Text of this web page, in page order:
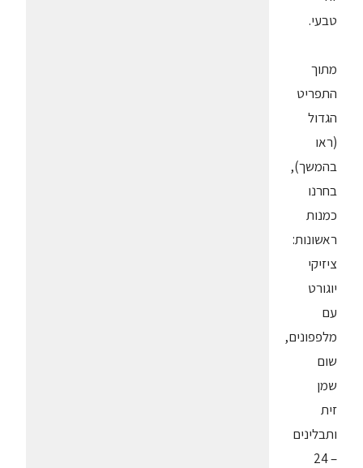
טבעי.
מתוך
התפריט
הגדול
(ראו
בהמשך),
בחרנו
כמנות
ראשונות:
ציזיקי
יוגורט
עם
מלפפונים,
שום
שמן
זית
ותבלינים
– 24